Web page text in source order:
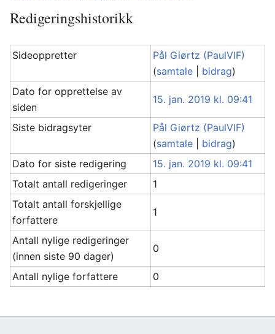
Redigeringshistorikk
Sideoppretter
Pål Giørtz (PaulVIF)
(samtale bidrag)
Dato for opprettelse av
siden
15. jan. 2019 kl. 09:41
Siste bidragsyter
Pål Giørtz (PaulVIF)
(samtale bidrag)
Dato for siste redigering
15. jan. 2019 kl. 09:41
Totalt antall redigeringer
1
Totalt antall forskjellige
forfattere
1
Antall nylige redigeringer
(innen siste 90 dager)
0
Antall nylige forfattere 0